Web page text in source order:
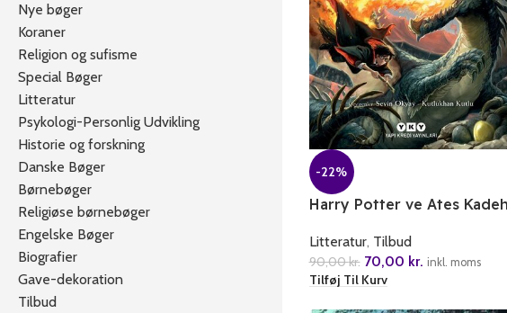
Nye bøger
Koraner
Religion og sufisme
Special Bøger
Litteratur
Psykologi-Personlig Udvikling
Historie og forskning
Danske Bøger
Børnebøger
Religiøse børnebøger
Engelske Bøger
Biografier
Gave-dekoration
Tilbud
-22%
Harry Potter ve Ates
Litteratur, Tilbud
90,00kr. 70,00 kr. inkl. moms
Tilføj Til Kurv